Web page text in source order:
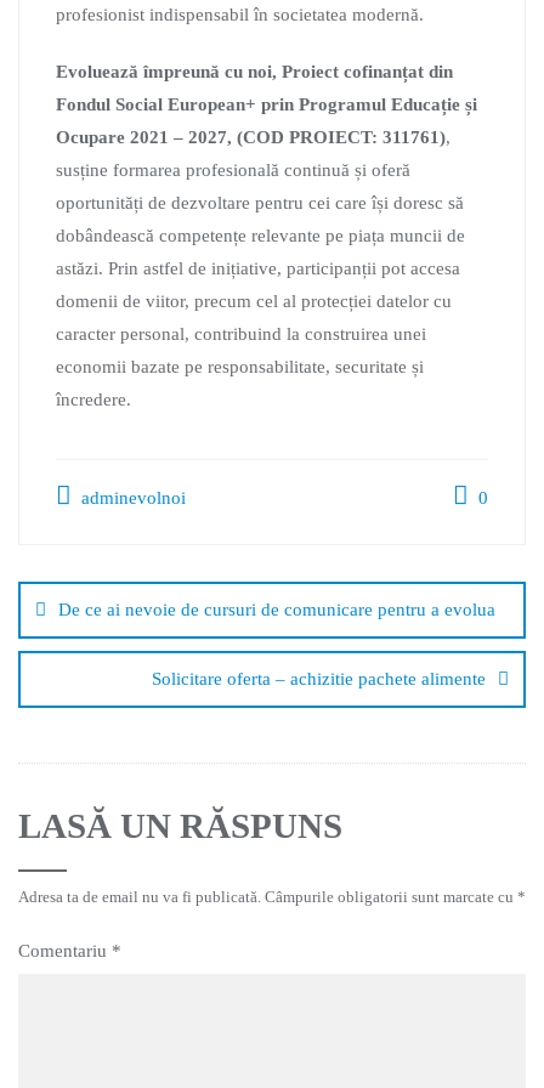
profesionist indispensabil în societatea modernă.
Evoluează împreună cu noi, Proiect cofinanțat din
Fondul Social European+ prin Programul Educație și
Ocupare 2021 – 2027, (COD PROIECT: 311761),
susține formarea profesională continuă și oferă
oportunități de dezvoltare pentru cei care își doresc să
dobândească competențe relevante pe piața muncii de
astăzi. Prin astfel de inițiative, participanții pot accesa
domenii de viitor, precum cel al protecției datelor cu
caracter personal, contribuind la construirea unei
economii bazate pe responsabilitate, securitate și
încredere.
adminevolnoi 0
De ce ai nevoie de cursuri de comunicare pentru a evolua
Solicitare oferta – achizitie pachete alimente
LASĂ UN RĂSPUNS
Adresa ta de email nu va fi publicată. Câmpurile obligatorii sunt marcate cu *
Comentariu *